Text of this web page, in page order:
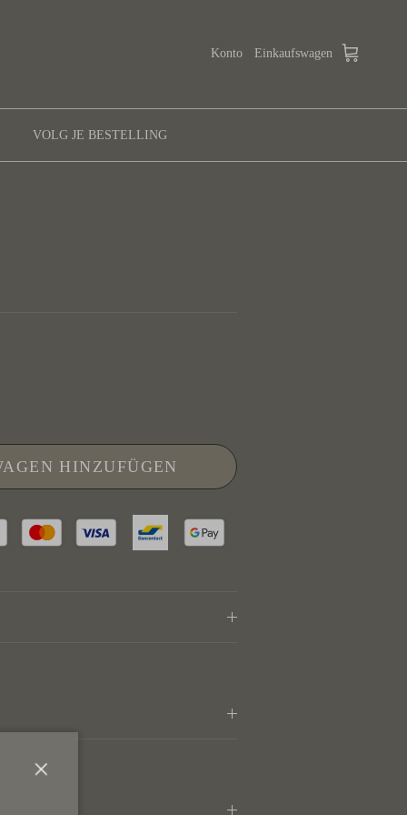
Konto Einkaufswagen
VOLG JE BESTELLING
HINZUFÜGEN